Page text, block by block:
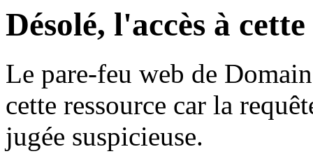
Désolé, l'accès à
Le pare-feu web de
cette ressource car la
jugée suspicieuse.